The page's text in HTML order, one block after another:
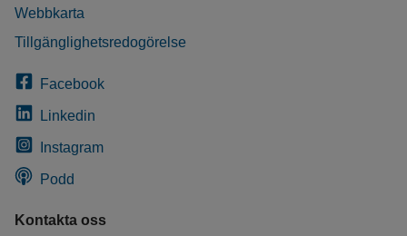
Webbkarta
Tillgänglighetsredogörelse
Facebook
Linkedin
Instagram
Podd
Kontakta oss